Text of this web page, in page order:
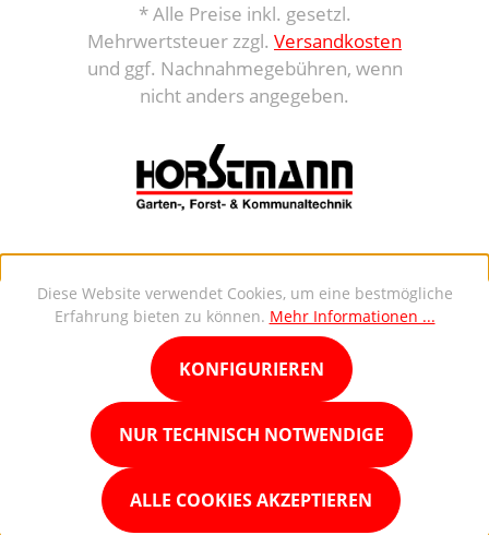
* Alle Preise inkl. gesetzl.
Mehrwertsteuer zzgl. Versandkosten
und ggf. Nachnahmegebühren, wenn
nicht anders angegeben.
Diese Website verwendet Cookies, um eine bestmögliche
Erfahrung bieten zu können. Mehr Informationen ...
NUR TECHNISCH NOTWENDIGE
KONFIGURIEREN
ALLE COOKIES AKZEPTIEREN